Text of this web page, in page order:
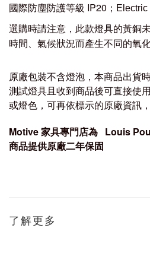
國際防塵防護等級 IP20； Electric
選購時請注意，此款燈具的黃銅
時間、氣候狀況而產生不同的氧化
原廠包裝不含燈泡，本商品出貨
測試燈具且收到商品後可直接使
或燈色，可再依標示的原廠資訊
Motive家具專門店為 Louis
商品提供原廠二年保固
了解更多